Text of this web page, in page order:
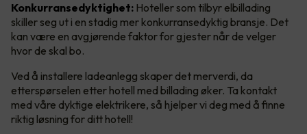
Konkurransedyktighet: Hoteller som tilbyr elbillading
skiller seg ut i en stadig mer konkurransedyktig bransje. Det
kan være en avgjørende faktor for gjester når de velger
hvor de skal bo.
Ved å installere ladeanlegg skaper det merverdi, da
etterspørselen etter hotell med billading øker. Ta kontakt
med våre dyktige elektrikere, så hjelper vi deg med å finne
riktig løsning for ditt hotell!